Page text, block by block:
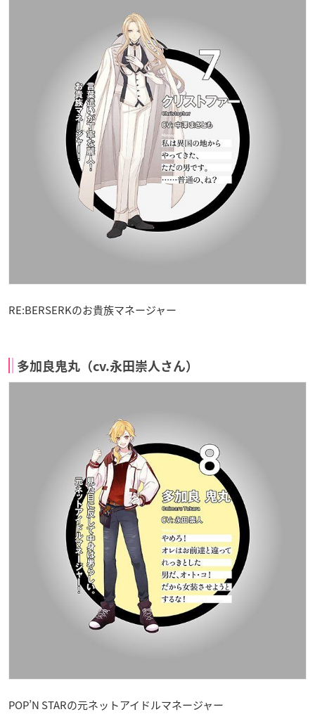
RE:BERSERKのお貴族マネージャー
多加良鬼丸（cv.永田崇人さん）
POP’N STARの元ネットアイドルマネージャー